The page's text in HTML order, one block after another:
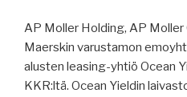
AP Moller Holding, AP Moller
Maerskin varustamon
alusten leasing-yhtiö Ocean
KKR:ltä. Ocean Yieldin